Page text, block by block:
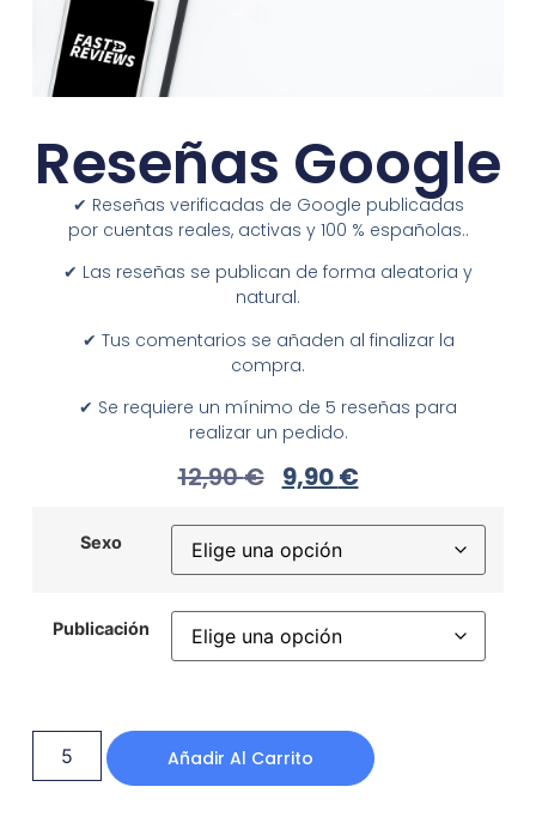
Reseñas Google
✔︎ Reseñas verificadas de Google publicadas
por cuentas reales, activas y 100 % españolas..
✔︎ Las reseñas se publican de forma aleatoria y
natural.
✔︎ Tus comentarios se añaden al finalizar la
compra.
✔︎ Se requiere un mínimo de 5 reseñas para
realizar un pedido.
12,90€ 9,90€
Sexo
Publicación
Añadir Al Carrito